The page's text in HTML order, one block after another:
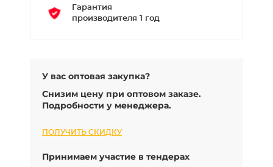
Гарантия
производителя 1 год
У вас оптовая закупка?
Снизим цену при оптовом заказе.
Подробности у менеджера.
ПОЛУЧИТЬ СКИДКУ
Принимаем участие в тендерах